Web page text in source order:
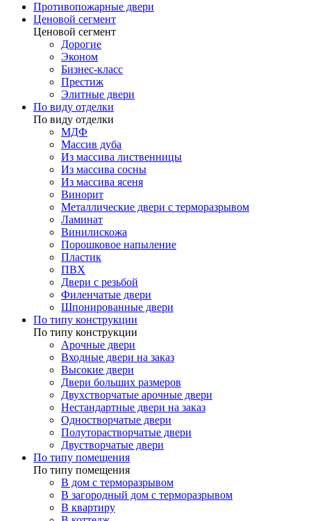
Противопожарные двери
Ценовой сегмент
Ценовой сегмент
Дорогие
Эконом
Бизнес-класс
Престиж
Элитные двери
По виду отделки
По виду отделки
МДФ
Массив дуба
Из массива лиственницы
Из массива сосны
Из массива ясеня
Винорит
Металлические двери с терморазрывом
Ламинат
Винилискожа
Порошковое напыление
Пластик
ПВХ
Двери с резьбой
Филенчатые двери
Шпонированные двери
По типу конструкции
По типу конструкции
Арочные двери
Входные двери на заказ
Высокие двери
Двери больших размеров
Двухстворчатые арочные двери
Нестандартные двери на заказ
Одностворчатые двери
Полуторастворчатые двери
Двустворчатые двери
По типу помещения
По типу помещения
В дом с терморазрывом
В загородный дом с терморазрывом
В квартиру